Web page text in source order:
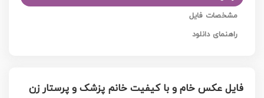
مشخصات فایل
راهنمای دانلود
فایل عکس خام و با کیفیت خانم پزشک و پرستار زن